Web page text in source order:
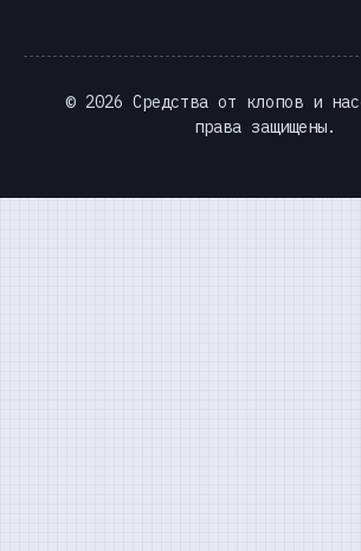
© 2026 Средства от клопов и
права защищены.